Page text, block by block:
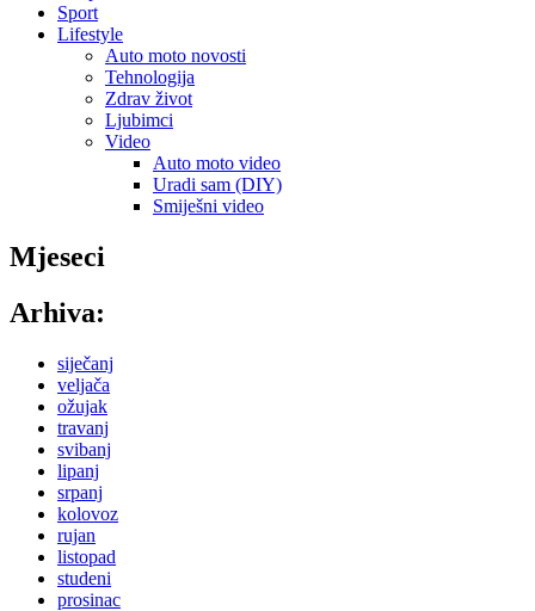
Sport
Lifestyle
Auto moto novosti
Tehnologija
Zdrav život
Ljubimci
Video
Auto moto video
Uradi sam (DIY)
Smiješni video
Mjeseci
Arhiva:
siječanj
veljača
ožujak
travanj
svibanj
lipanj
srpanj
kolovoz
rujan
listopad
studeni
prosinac